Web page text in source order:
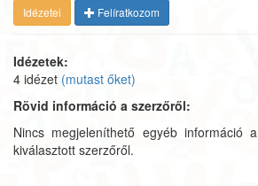
Idézetei Felíratkozom
Idézetek:
4 idézet (mutast őket)
Rövid információ a szerzőről:
Nincs megjeleníthető egyéb információ a
kiválasztott szerzőről.